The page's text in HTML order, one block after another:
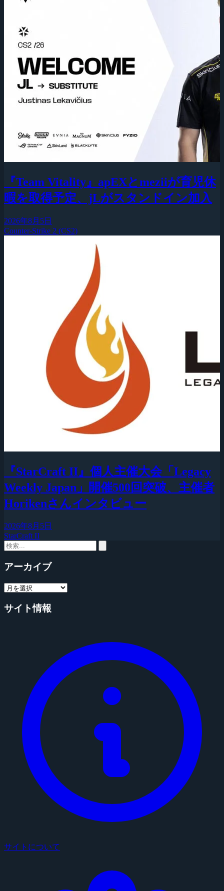
『Team Vitality』apEXとmeziiが育児休
暇を取得予定、jLがスタンドイン加入
2026年8月5日
Counter-Strike 2 (CS2)
『StarCraft II』個人主催大会「Legacy
Weekly Japan」開催500回突破、主催者
Horikenさんインタビュー
2026年8月5日
StarCraft II
アーカイブ
サイト情報
サイトについて